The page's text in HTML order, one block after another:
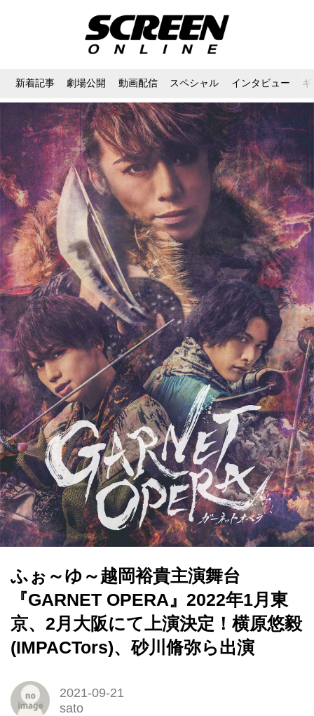
新着記事 劇場公開 動画配信 スペシャル インタビュー
ふぉ～ゆ～越岡裕貴主演舞台
『GARNET OPERA』2022年1月東
京、2月大阪にて上演決定！横原悠毅
(IMPACTors)、砂川脩弥ら出演
2021-09-21
sato